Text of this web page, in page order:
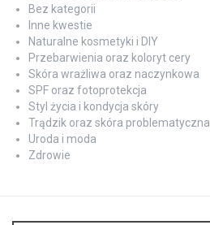
Bez kategorii
Inne kwestie
Naturalne kosmetyki i DIY
Przebarwienia oraz koloryt cery
Skóra wrażliwa oraz naczynkowa
SPF oraz fotoprotekcja
Styl życia i kondycja skóry
Trądzik oraz skóra problematyczna
Uroda i moda
Zdrowie